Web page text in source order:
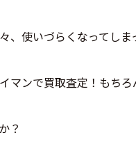
、使いづらくなってしま
マンで買取査定！もちろ
？